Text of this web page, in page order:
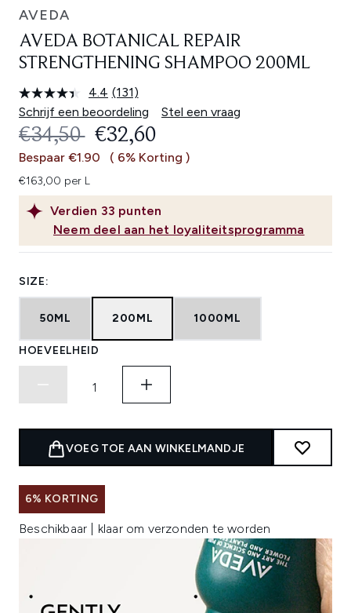
AVEDA
AVEDA BOTANICAL REPAIR
STRENGTHENING SHAMPOO 200ML
4.4 Lees
131
beoordelingen.
Dezelfde
paginalink.
(131)
Schrijf een beoordeling
Stel een vraag
Verdien 33 punten
Neem deel aan het loyaliteitsprogramma
RECOMMENDED RETAIL PRICE:
€34,50 HUIDIGE PRIJS:
€32,60
Bespaar €1.90 ( 6% Korting )
€163,00 per L
SIZE:
50ML 200ML 1000ML
HOEVEELHEID
VOEG TOE AAN WINKELMANDJE
6% KORTING
Beschikbaar | klaar om verzonden te worden